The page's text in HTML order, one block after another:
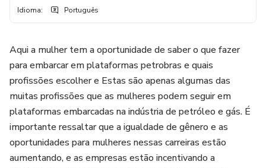
Idioma: Português
Aqui a mulher tem a oportunidade de saber o que fazer
para embarcar em plataformas petrobras e quais
profissões escolher e Estas são apenas algumas das
muitas profissões que as mulheres podem seguir em
plataformas embarcadas na indústria de petróleo e gás. É
importante ressaltar que a igualdade de gênero e as
oportunidades para mulheres nessas carreiras estão
aumentando, e as empresas estão incentivando a